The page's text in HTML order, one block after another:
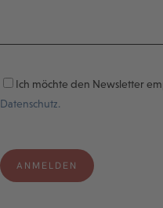
Ich möchte den Newsletter
Datenschutz.